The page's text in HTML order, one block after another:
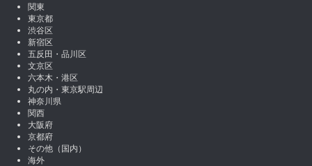
関東
東京都
渋谷区
新宿区
五反田・品川区
文京区
六本木・港区
丸の内・東京駅周辺
神奈川県
関西
大阪府
京都府
その他（国内）
海外